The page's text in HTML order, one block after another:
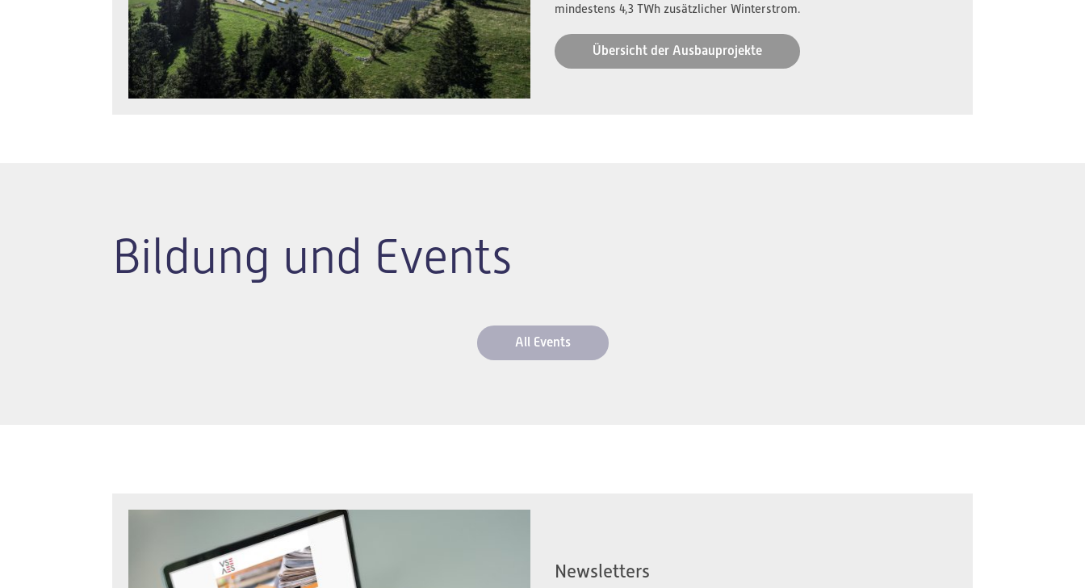
mindestens 4,3 TWh zusätzlicher Winterstrom.
Übersicht der Ausbauprojekte
Bildung und Events
All Events
Newsletters